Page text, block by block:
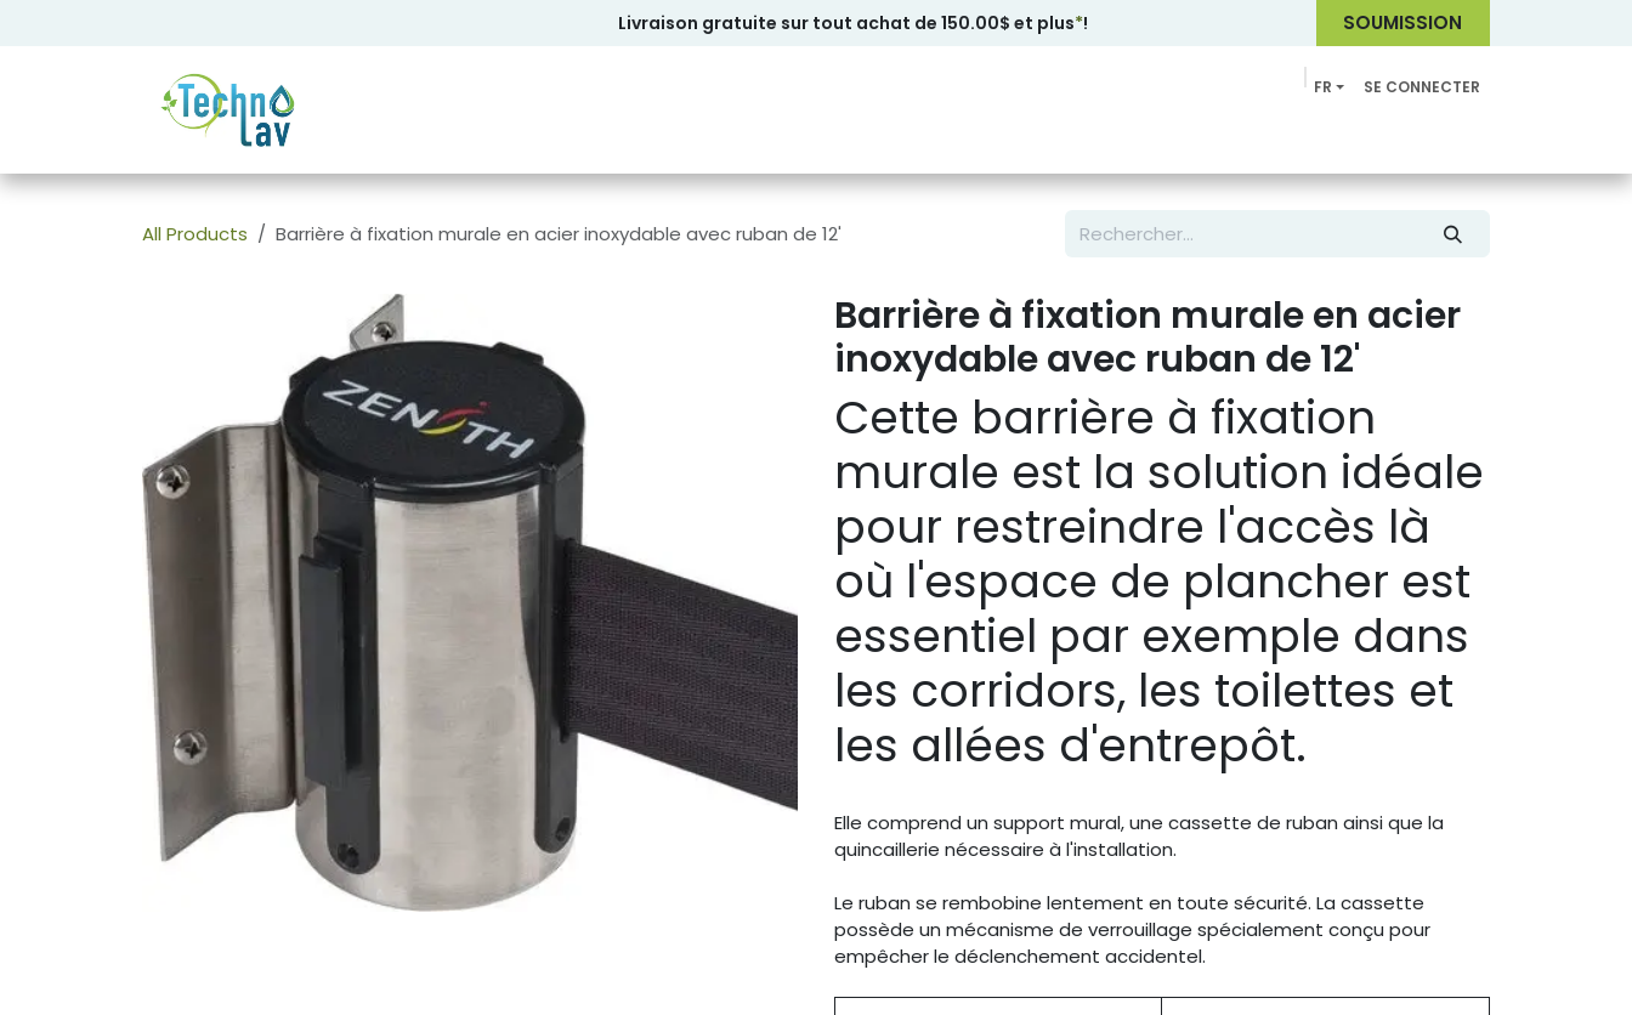
Livraison gratuite sur tout achat de 150.00$ et plus*! SOUMISSION
FR SE CONNECTER
All Products Barrière à fixation murale en acier inoxydable avec ruban de 12'
Barrière à fixation murale en acier
inoxydable avec ruban de 12'
Cette barrière à fixation
murale est la solution idéale
pour restreindre l'accès là
où l'espace de plancher est
essentiel par exemple dans
les corridors, les toilettes et
les allées d'entrepôt.
Elle comprend un support mural, une cassette de ruban ainsi que la
quincaillerie nécessaire à l'installation.
Le ruban se rembobine lentement en toute sécurité. La cassette
possède un mécanisme de verrouillage spécialement conçu pour
empêcher le déclenchement accidentel.